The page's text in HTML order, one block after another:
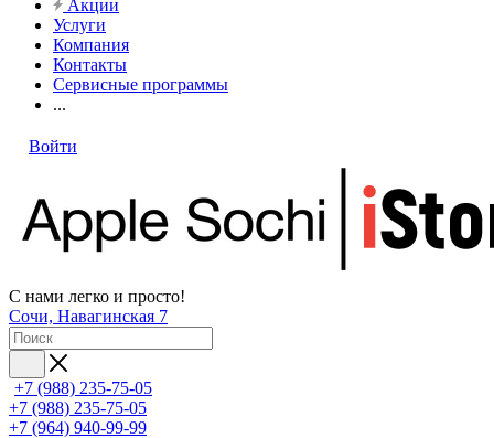
Акции
Услуги
Компания
Контакты
Сервисные программы
...
Войти
С нами легко и просто!
Сочи, Навагинская 7
+7 (988) 235-75-05
+7 (988) 235-75-05
+7 (964) 940-99-99